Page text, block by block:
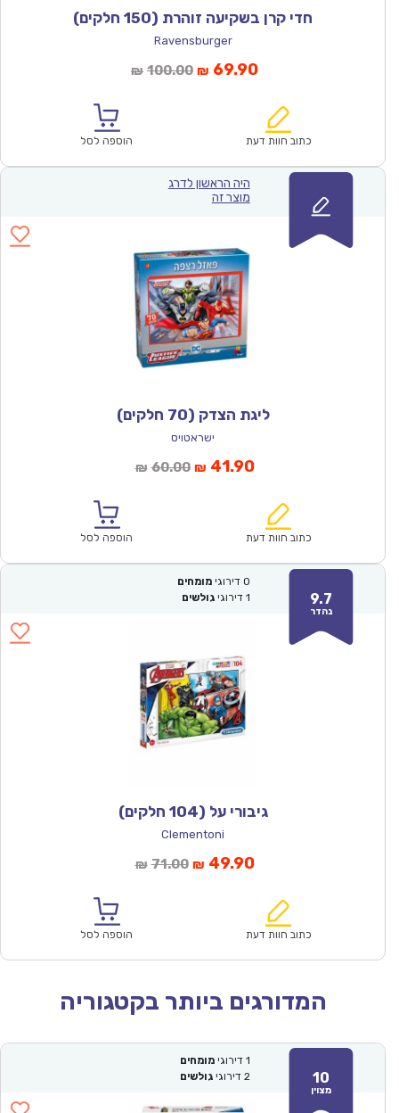
חדי קרן בשקיעה זוהרת (150 חלקים)
Ravensburger
₪ 100.00המחיר
₪100.00.
₪ 69.90המחיר
הוא:
כתוב חוות דעת הוספה לסל
היה הראשון לדרג
מוצר זה
ליגת הצדק (70 חלקים)
ישראטויס
₪ 60.00המחיר
₪60.00.
₪ 41.90המחיר
הוא:
כתוב חוות דעת הוספה לסל
9.7
נהדר
0 דירוגי מומחים
1 דירוגי גולשים
גיבורי על (104 חלקים)
Clementoni
₪ 71.00המחיר
₪71.00.
₪ 49.90המחיר
הוא:
כתוב חוות דעת הוספה לסל
המדורגים ביותר בקטגוריה
10
מצוין
1 דירוגי מומחים
2 דירוגי גולשים